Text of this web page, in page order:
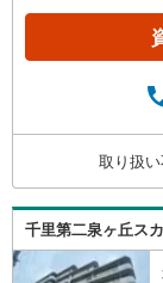
取り扱
千里第二泉ヶ丘ス